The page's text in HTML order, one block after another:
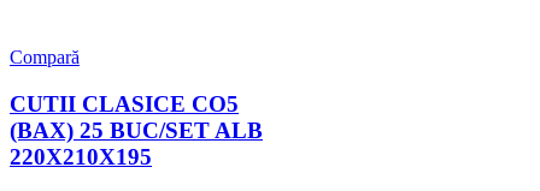
Compară
CUTII CLASICE CO5
(BAX) 25 BUC/SET ALB
220X210X195